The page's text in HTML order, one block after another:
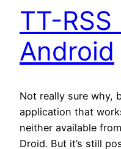
TT-
Android
Not really sure why,
application that
neither available
Droid. But it’s still